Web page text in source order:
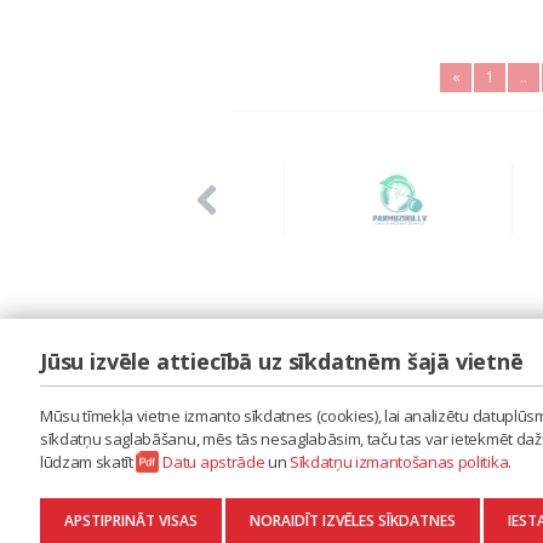
« 1 ..
LAIPA
ES RADU MŪZIKU
AKTUALITĀTES
KONTAKTI
SĪKDATŅU IZMANTOŠANAS POLITIKA
DATU APSTRĀDE
Jūsu izvēle attiecībā uz sīkdatnēm šajā vietnē
Mūsu tīmekļa vietne izmanto sīkdatnes (cookies), lai analizētu
sīkdatņu saglabāšanu, mēs tās nesaglabāsim, taču tas var ietekmēt
lūdzam skatīt
Datu apstrādeun Sīkdatņu izmantošanas politika.
APSTIPRINĀT VISAS NORAIDĪT IZVĒLES SĪKDATNES